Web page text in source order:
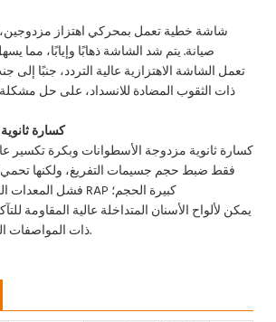
صيانة. يتم شد الشاشة ذهابًا وإيابًا، مما
ذات الثقوب المضادة للانسداد، على حل مشكلة
كسارة
فقط ضبط حجم جسيمات التفريغ، ولكنها
فشل المعدات الفوري الناجم عن مواد RAP كبيرة الحجم؛
فعال مواد RAP ذات المواصفات الزائدة.